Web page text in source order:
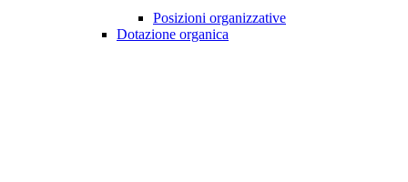
Posizioni organizzative
Dotazione organica